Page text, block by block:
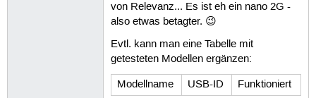
von Relevanz... Es ist eh ein nano 2G -
also etwas betagter. 😉
Evtl. kann man eine Tabelle mit
getesteten Modellen ergänzen:
Modellname USB-ID Funktioniert